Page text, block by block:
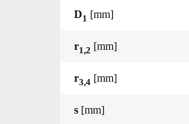
D1 [mm]
r1,2 [mm]
r3,4 [mm]
s [mm]